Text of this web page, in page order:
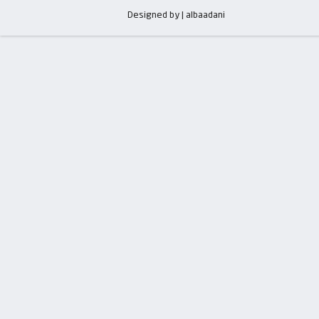
Designed by | albaadani